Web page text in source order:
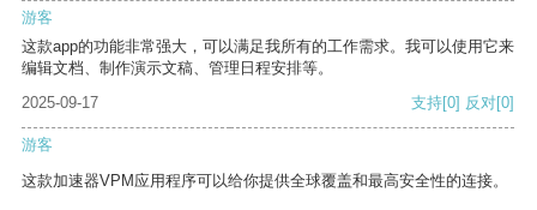
游客
这款app的功能非常强大，可以满足我所有的工作需求。我可以使用它来
编辑文档、制作演示文稿、管理日程安排等。
2025-09-17
支持[0] 反对[0]
游客
这款加速器VPM应用程序可以给你提供全球覆盖和最高安全性的连接。